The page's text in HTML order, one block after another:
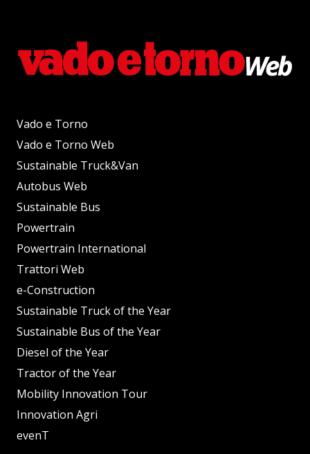
Vado e Torno
Vado e Torno Web
Sustainable Truck&Van
Autobus Web
Sustainable Bus
Powertrain
Powertrain International
Trattori Web
e-Construction
Sustainable Truck of the Year
Sustainable Bus of the Year
Diesel of the Year
Tractor of the Year
Mobility Innovation Tour
Innovation Agri
evenT